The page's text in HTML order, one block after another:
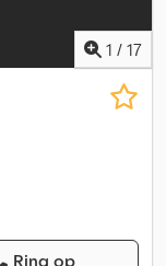
1 / 17
Ring op